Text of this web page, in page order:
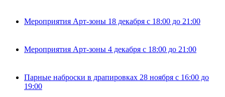
Мероприятия Арт-зоны 18 декабря с 18:00 до 21:00
Мероприятия Арт-зоны 4 декабря с 18:00 до 21:00
Парные наброски в драпировках 28 ноября с 16:00 до
19:00